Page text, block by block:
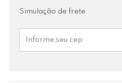
Simulação de frete